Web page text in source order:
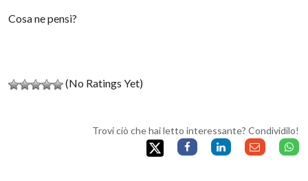
Cosa ne pensi?
(No Ratings Yet)
Trovi ciò che hai letto interessante? Condividilo!